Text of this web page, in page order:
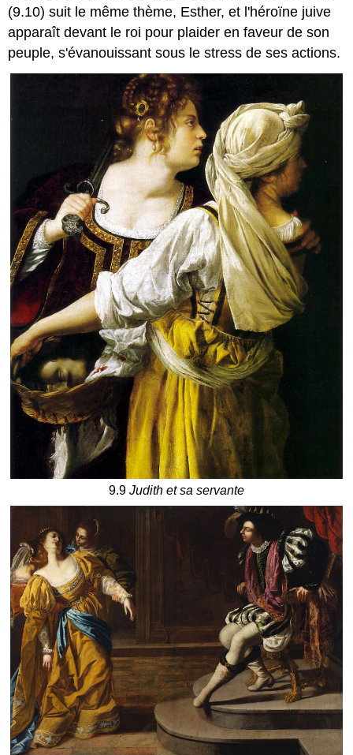
(9.10) suit le même thème, Esther, et l'héroïne juive
apparaît devant le roi pour plaider en faveur de son
peuple, s'évanouissant sous le stress de ses actions.
9.9 Judith et sa servante